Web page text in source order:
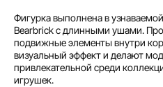
Фигурка выполнена в
Bearbrick с длинными ушами.
подвижные элементы внутри
визуальный эффект и делают
привлекательной среди
игрушек.
Без
Как обычная